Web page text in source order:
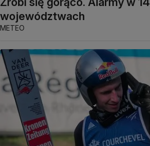
województwach
METEO